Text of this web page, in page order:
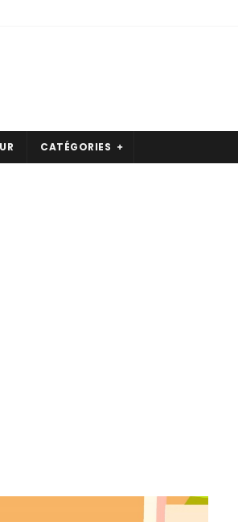
CATÉGORIES